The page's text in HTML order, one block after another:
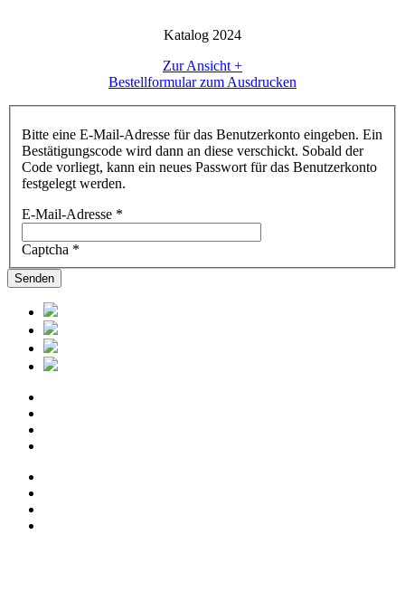
Katalog 2024
Zur Ansicht +
Bestellformular zum Ausdrucken
Bitte eine E-Mail-Adresse für das Benutzerkonto eingeben. Ein
Bestätigungscode wird dann an diese verschickt. Sobald der
Code vorliegt, kann ein neues Passwort für das Benutzerkonto
festgelegt werden.
E-Mail-Adresse *
Captcha *
Senden